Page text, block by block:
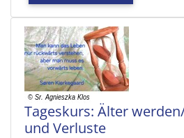
Tageskurs: Älter
und Verluste